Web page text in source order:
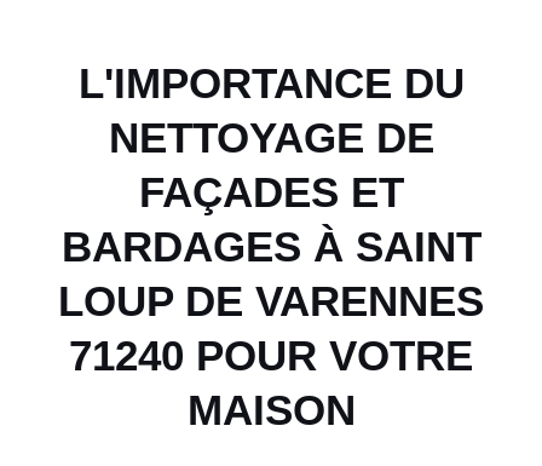
L'IMPORTANCE DU
NETTOYAGE DE
FAÇADES ET
BARDAGES À SAINT
LOUP DE VARENNES
71240 POUR VOTRE
MAISON